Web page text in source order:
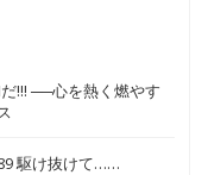
!!! ──心を熱く燃やす
駆け抜けて……